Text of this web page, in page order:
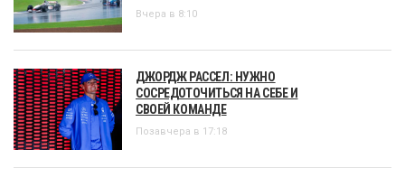
Вчера в 8:10
ДЖОРДЖ РАССЕЛ: НУЖНО
СОСРЕДОТОЧИТЬСЯ НА СЕБЕ И
СВОЕЙ КОМАНДЕ
Позавчера в 17:18